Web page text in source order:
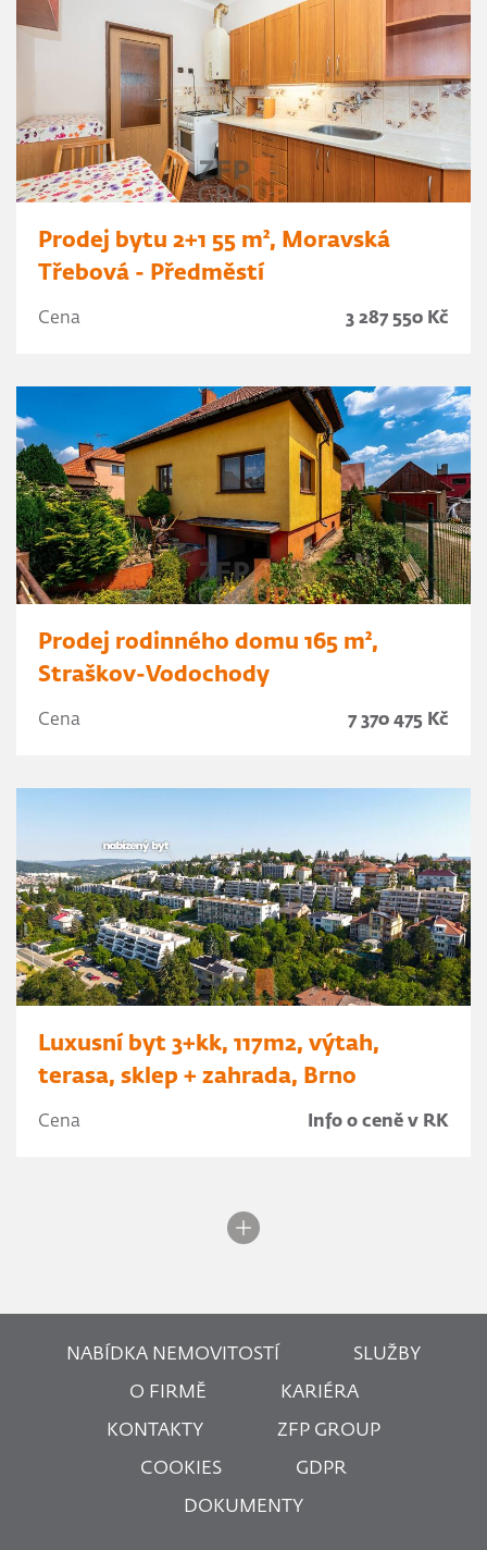
Prodej bytu 2+1 55 m², Moravská
Třebová - Předměstí
Cena 3 287 550 Kč
Prodej rodinného domu 165 m²,
Straškov-Vodochody
Cena 7 370 475 Kč
Luxusní byt 3+kk, 117m2, výtah,
terasa, sklep + zahrada, Brno
Cena Info o ceně v RK
NABÍDKA NEMOVITOSTÍ SLUŽBY
O FIRMĚ KARIÉRA
KONTAKTY ZFP GROUP
COOKIES GDPR
DOKUMENTY